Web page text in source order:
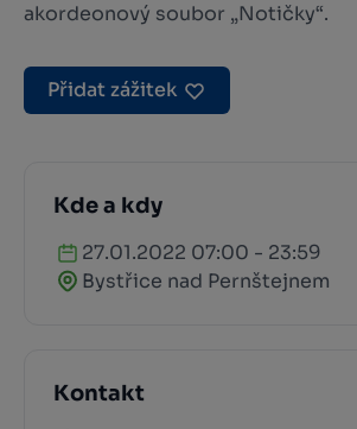
akordeonový soubor „Notičky“.
Přidat zážitek
Kde a kdy
27.01.2022 07:00 - 23:59
Bystřice nad Pernštejnem
Kontakt